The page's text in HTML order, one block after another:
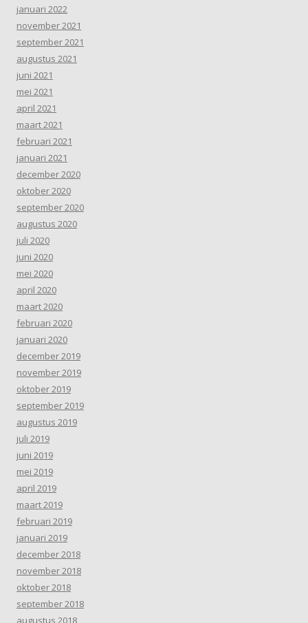
januari 2022
november 2021
september 2021
augustus 2021
juni 2021
mei 2021
april 2021
maart 2021
februari 2021
januari 2021
december 2020
oktober 2020
september 2020
augustus 2020
juli 2020
juni 2020
mei 2020
april 2020
maart 2020
februari 2020
januari 2020
december 2019
november 2019
oktober 2019
september 2019
augustus 2019
juli 2019
juni 2019
mei 2019
april 2019
maart 2019
februari 2019
januari 2019
december 2018
november 2018
oktober 2018
september 2018
augustus 2018